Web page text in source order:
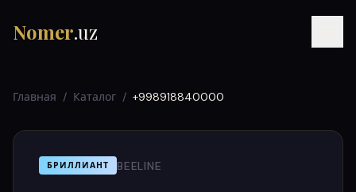
Nomer.uz
Главная / Каталог / +998918840000
БРИЛЛИАНТ BEELINE